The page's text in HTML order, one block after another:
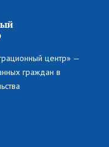
центр» —
граждан в